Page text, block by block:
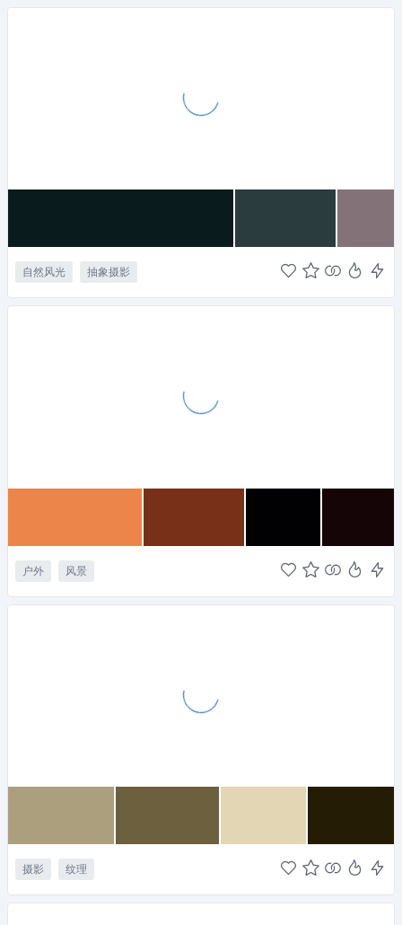
自然风光 抽象摄影
户外 风景
摄影 纹理